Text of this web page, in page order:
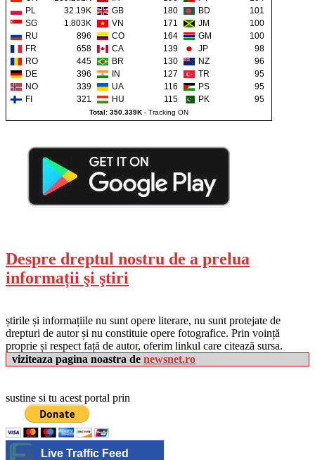
PL
32.19K GB 180 BD
101
SG
1.803K VN 171 JM
100
RU
896 CO 164 GM
100
FR
658 CA 139 JP
98
RO
445 BR 130 NZ
96
DE
396 IN 127 TR
95
NO
339 UA 116 PS
95
FI
321 HU 115 PK 95
Total: 350.339K - Tracking ON
Despre dreptul nostru de a prelua
informații şi ştiri
știrile și informațiile nu sunt opere literare, nu sunt protejate de
drepturi de autor și nu constituie opere fotografice. Prin voință
proprie și respect față de autor, oferim linkul care citează sursa.
viziteaza pagina noastra de newsnet.ro
sustine si tu acest portal prin
Live Traffic Feed